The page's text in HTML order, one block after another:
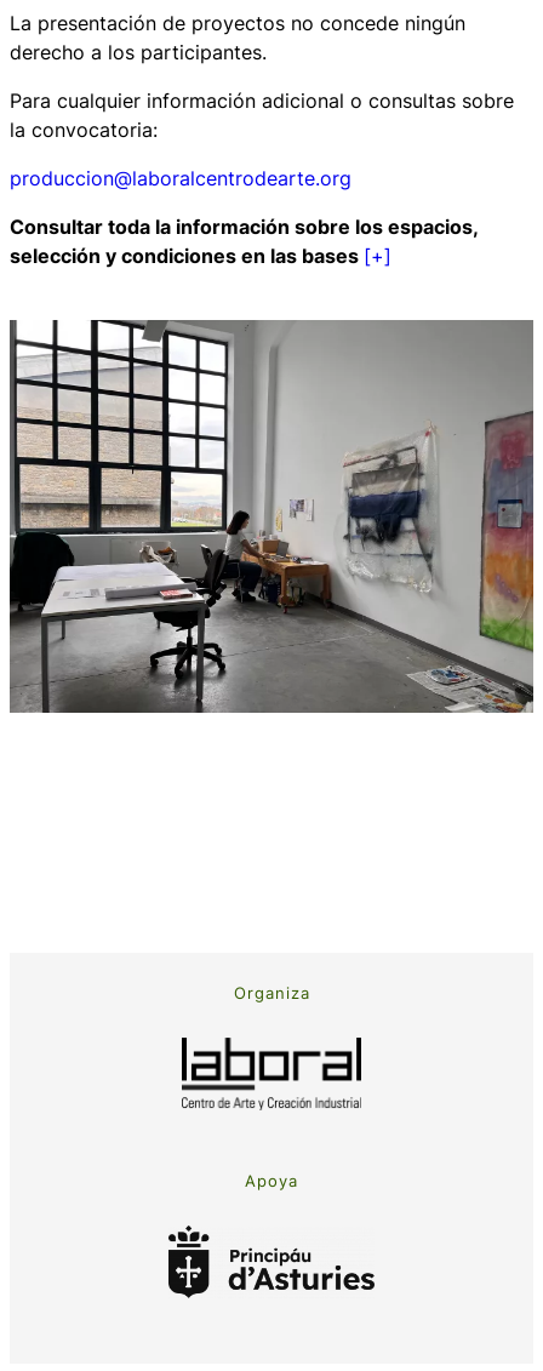
La presentación de proyectos no concede ningún
derecho a los participantes.
Para cualquier información adicional o consultas sobre
la convocatoria:
produccion@laboralcentrodearte.org
Consultar toda la información sobre los espacios,
selección y condiciones en las bases [+]
Organiza
Apoya